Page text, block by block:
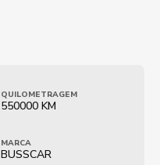
QUILOMETRAGEM
550000 KM
MARCA
BUSSCAR